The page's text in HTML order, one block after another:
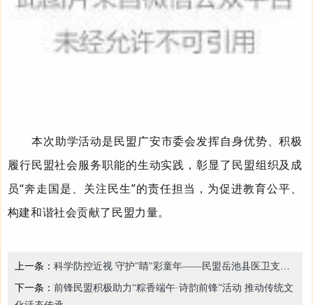
本次助学活动是民盟广安市委会发挥自身优势、积极
履行民盟社会服务职能的生动实践，彰显了民盟组织及成
员“奔走国是、关注民生”的责任担当，为促进教育公平、
构建和谐社会贡献了民盟力量。
上一条： 科学防控近视 守护"睛"彩童年——民盟岳池县医卫支部开展全国爱眼日主题活动
下一条： 前锋民盟积极助力“粽香端午·诗韵前锋”活动 推动传统文